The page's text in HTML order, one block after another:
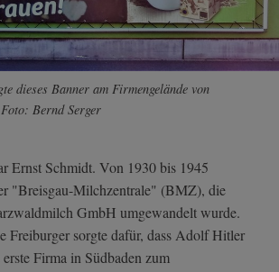
dieses Banner am Firmengelände von
Bernd Serger
Ernst Schmidt. Von 1930 bis 1945
"Breisgau-Milchzentrale" (BMZ), die
GmbH umgewandelt wurde.
Freiburger sorgte dafür, dass Adolf Hitler
Firma in Südbaden zum